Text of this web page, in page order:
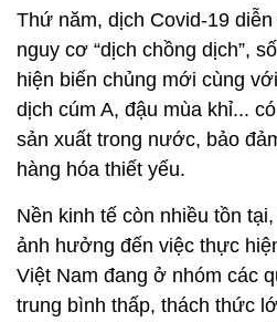
Thứ năm, dịch Covid-19
nguy cơ “dịch chồng dịch”,
hiện biến chủng mới cùng
dịch cúm A, đậu mùa khỉ...
sản xuất trong nước, bảo
hàng hóa thiết yếu.
Nền kinh tế còn nhiều tồn
ảnh hưởng đến việc thực
Việt Nam đang ở nhóm các
trung bình thấp, thách thức